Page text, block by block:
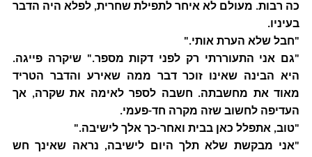
כה רבות. מעולם לא איחר לתפילת שחרית, לפלא היה הדבר
בעיניו.
"חבל שלא הערת אותי."
"גם אני התעוררתי רק לפני דקות מספר." שיקרה פייגה.
היא הבינה שאינו זוכר דבר ממה שאירע והדבר הטריד
מאוד את מחשבתה. חשבה לספר לאימה את שקרה, אך
העדיפה לחשוב שזה מקרה חד-פעמי.
"טוב, אתפלל כאן בבית ואחר-כך אלך לישיבה."
"אני מבקשת שלא תלך היום לישיבה, נראה שאינך חש